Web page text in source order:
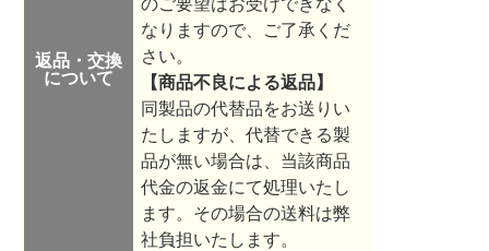
返品・交換
について
のご要望はお受けできなく
なりますので、ご了承くだ
さい。
【商品不良による返品】
同製品の代替品をお送りい
たしますが、代替できる製
品が無い場合は、当該商品
代金の返金にて処理いたし
ます。その場合の送料は弊
社負担いたします。